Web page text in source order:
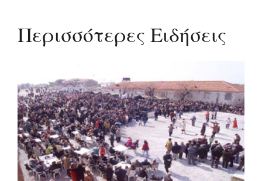
Περισσότερες Ειδήσεις